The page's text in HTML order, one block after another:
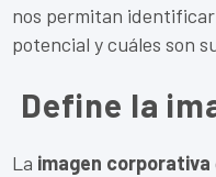
nos permitan
potencial y cuáles son
Define la
La imagen corporativa